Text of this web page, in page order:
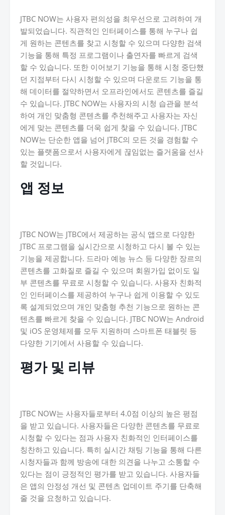
JTBC NOW는 사용자 편의성을 최우선으로 고려하여 개
발되었습니다. 직관적인 인터페이스를 통해 누구나 쉽
게 원하는 콘텐츠를 찾고 시청할 수 있으며 다양한 검색
기능을 통해 특정 프로그램이나 출연자를 빠르게 검색
할 수 있습니다. 또한 이어보기 기능을 통해 시청 중단했
던 지점부터 다시 시청할 수 있으며 다운로드 기능을 통
해 데이터를 절약하면서 오프라인에서도 콘텐츠를 즐길
수 있습니다. JTBC NOW는 사용자의 시청 습관을 분석
하여 개인 맞춤형 콘텐츠를 추천해주고 사용자는 자신
에게 맞는 콘텐츠를 더욱 쉽게 찾을 수 있습니다. JTBC
NOW는 단순한 앱을 넘어 JTBC의 모든 것을 경험할 수
있는 플랫폼으로서 사용자에게 끊임없는 즐거움을 선사
할 것입니다.
앱 정보
JTBC NOW는 JTBC에서 제공하는 공식 앱으로 다양한
JTBC 프로그램을 실시간으로 시청하고 다시 볼 수 있는
기능을 제공합니다. 드라마 예능 뉴스 등 다양한 장르의
콘텐츠를 고화질로 즐길 수 있으며 회원가입 없이도 일
부 콘텐츠를 무료로 시청할 수 있습니다. 사용자 친화적
인 인터페이스를 제공하여 누구나 쉽게 이용할 수 있도
록 설계되었으며 개인 맞춤형 추천 기능으로 원하는 콘
텐츠를 빠르게 찾을 수 있습니다. JTBC NOW는 Android
및 iOS 운영체제를 모두 지원하며 스마트폰 태블릿 등
다양한 기기에서 사용할 수 있습니다.
평가 및 리뷰
JTBC NOW는 사용자들로부터 4.0점 이상의 높은 평점
을 받고 있습니다. 사용자들은 다양한 콘텐츠를 무료로
시청할 수 있다는 점과 사용자 친화적인 인터페이스를
칭찬하고 있습니다. 특히 실시간 채팅 기능을 통해 다른
시청자들과 함께 방송에 대한 의견을 나누고 소통할 수
있다는 점이 긍정적인 평가를 받고 있습니다. 사용자들
은 앱의 안정성 개선 및 콘텐츠 업데이트 주기를 단축해
줄 것을 요청하고 있습니다.